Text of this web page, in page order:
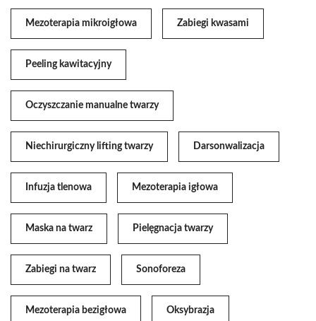
Mezoterapia mikroigłowa Zabiegi kwasami
Peeling kawitacyjny
Oczyszczanie manualne twarzy
Niechirurgiczny lifting twarzy Darsonwalizacja
Infuzja tlenowa Mezoterapia igłowa
Maska na twarz Pielęgnacja twarzy
Zabiegi na twarz Sonoforeza
Mezoterapia bezigłowa Oksybrazja